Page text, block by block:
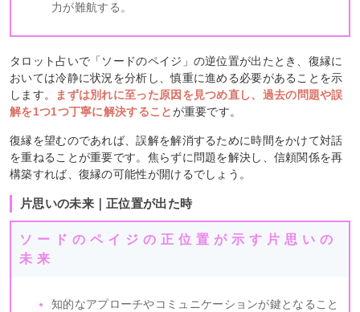
力が難航する。
タロット占いで「ソードのペイジ」の逆位置が出たとき、復縁に
おいては冷静に状況を分析し、慎重に進める必要があることを示
します。
まずは別れに至った原因を見つめ直し、過去の問題や誤
解を1つ1つ丁寧に解決することが重要です。
復縁を望むのであれば、誤解を解消するために時間をかけて対話
を重ねることが重要です。焦らずに問題を解決し、信頼関係を再
構築すれば、復縁の可能性が開けるでしょう。
片思いの未来｜正位置が出た時
ソードのペイジの正位置が示す片思いの
未来
知的なアプローチやコミュニケーションが鍵となること